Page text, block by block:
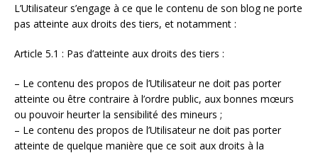
L’Utilisateur s’engage à ce que le contenu de son blog ne porte
pas atteinte aux droits des tiers, et notamment :
Article 5.1 : Pas d’atteinte aux droits des tiers :
– Le contenu des propos de l’Utilisateur ne doit pas porter
atteinte ou être contraire à l’ordre public, aux bonnes mœurs
ou pouvoir heurter la sensibilité des mineurs ;
– Le contenu des propos de l’Utilisateur ne doit pas porter
atteinte de quelque manière que ce soit aux droits à la